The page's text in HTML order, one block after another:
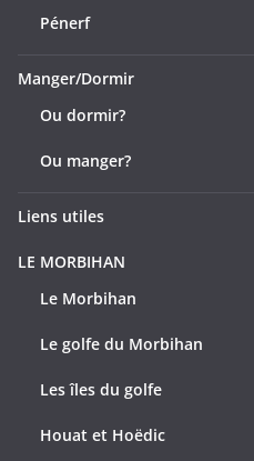
Pénerf
Manger/Dormir
Ou dormir?
Ou manger?
Liens utiles
LE MORBIHAN
Le Morbihan
Le golfe du Morbihan
Les îles du golfe
Houat et Hoëdic